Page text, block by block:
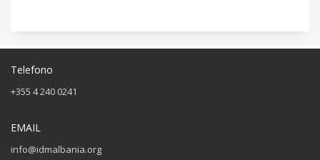
Telefono
+355 4 240 0241
EMAIL
info@idmalbania.org